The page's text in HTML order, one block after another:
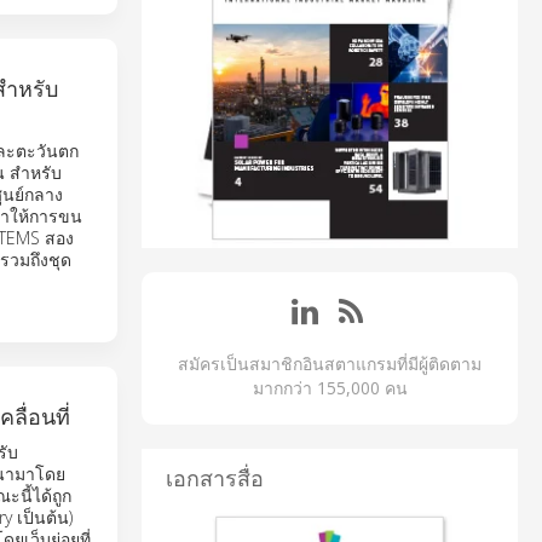
ำหรับ
ะตะวันตก
สำหรับ
ย์กลาง
ให้การขน
สอง
วมถึงชุด
ลื่อนที่
บ
มาโดย
ะนี้ได้ถูก
เป็นต้น)
สมัครเป็นสมาชิกอินสตาแกรมที่มีผู้ติดตาม
มากกว่า 155,000 คน
เอกสารสื่อ